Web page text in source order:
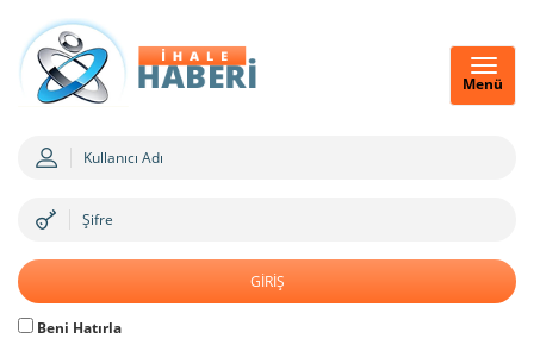
Menü
Beni Hatırla